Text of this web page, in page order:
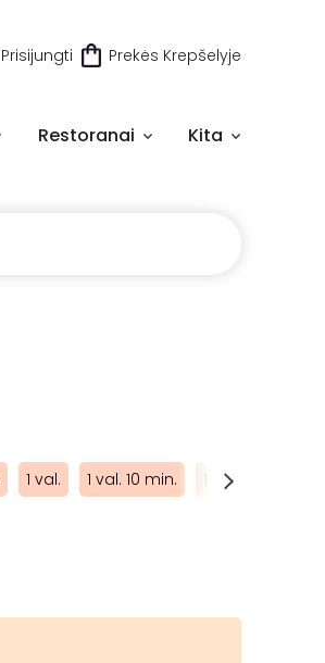
Prisijungti Prekės Krepšelyje
Restoranai Kita
1 val. 1 val. 10 min. 1 val. 15 min.